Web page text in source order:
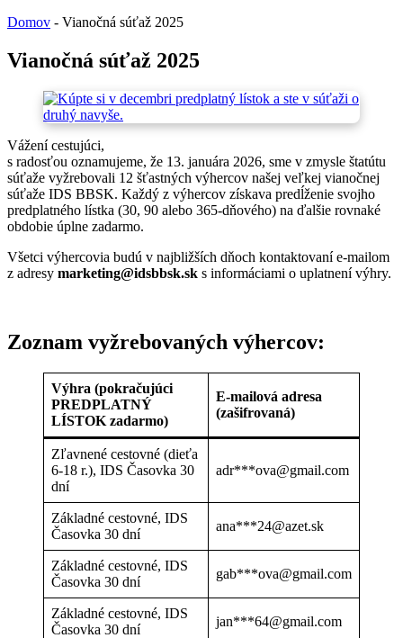
Domov - Vianočná súťaž 2025
Vianočná súťaž 2025
Vážení cestujúci,
s radosťou oznamujeme, že 13. januára 2026, sme v zmysle štatútu
súťaže vyžrebovali 12 šťastných výhercov našej veľkej vianočnej
súťaže IDS BBSK. Každý z výhercov získava predĺženie svojho
predplatného lístka (30, 90 alebo 365-dňového) na ďalšie rovnaké
obdobie úplne zadarmo.
Všetci výhercovia budú v najbližších dňoch kontaktovaní e-mailom
z adresy marketing@idsbbsk.sk s informáciami o uplatnení výhry.
Zoznam vyžrebovaných výhercov:
Výhra (pokračujúci
PREDPLATNÝ
LÍSTOK zadarmo)
E-mailová adresa
(zašifrovaná)
Zľavnené cestovné (dieťa
6-18 r.), IDS Časovka 30
dní
adr***ova@gmail.com
Základné cestovné, IDS
Časovka 30 dní
ana***24@azet.sk
Základné cestovné, IDS
Časovka 30 dní
gab***ova@gmail.com
Základné cestovné, IDS
Časovka 30 dní
jan***64@gmail.com